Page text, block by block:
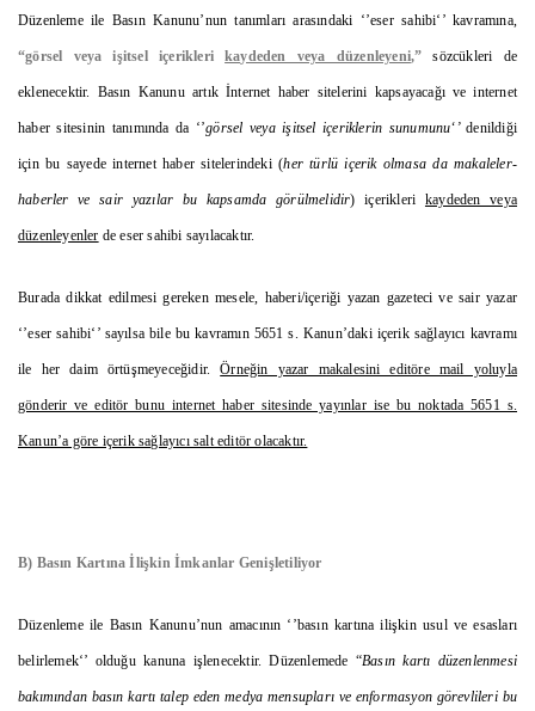
Düzenleme ile Basın Kanunu’nun tanımları arasındaki ‘’eser sahibi‘’ kavramına,
“görsel veya işitsel içeriklerikaydeden veya düzenleyeni,” sözcükleri de
eklenecektir. Basın Kanunu artık İnternet haber sitelerini kapsayacağı ve internet
haber sitesinin tanımında da ‘’görsel veya işitsel içeriklerin sunumunu‘’denildiği
için bu sayede internet haber sitelerindeki (her türlü içerik olmasa da makaleler-
haberler ve sair yazılar bu kapsamda görülmelidir) içerikleri kaydeden veya
düzenleyenler de eser sahibi sayılacaktır.
Burada dikkat edilmesi gereken mesele, haberi/içeriği yazan gazeteci ve sair yazar
‘’eser sahibi‘’ sayılsa bile bu kavramın 5651 s. Kanun’daki içerik sağlayıcı kavramı
ile her daim örtüşmeyeceğidir.Örneğin yazar makalesini editöre mail yoluyla
gönderir ve editör bunu internet haber sitesinde yayınlar ise bu noktada 5651 s.
Kanun’a göre içerik sağlayıcı salt editör olacaktır.
B) Basın Kartına İlişkin İmkanlar Genişletiliyor
Düzenleme ile Basın Kanunu’nun amacının ‘’basın kartına ilişkin usul ve esasları
belirlemek‘’ olduğu kanuna işlenecektir. Düzenlemede “Basın kartı düzenlenmesi
bakımından basın kartı talep eden medya mensupları ve enformasyon görevlileri bu